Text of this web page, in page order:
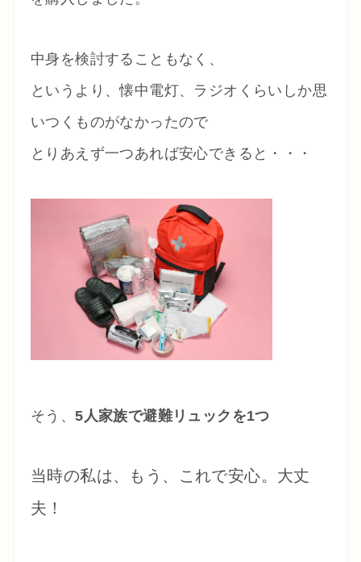
中身を検討することもなく、
というより、懐中電灯、ラジオくらいしか思
いつくものがなかったので
とりあえず一つあれば安心できると・・・
そう、5人家族で避難リュックを1つ
当時の私は、もう、これで安心。大丈
夫！